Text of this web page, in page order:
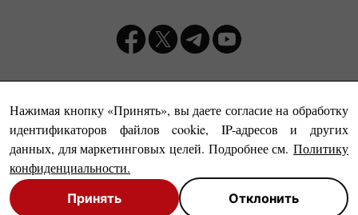
Нажимая кнопку «Принять», вы даете согласие на обработку
идентификаторов файлов cookie, IP-адресов и других
данных, для маркетинговых целей. Подробнее см. Политику
конфиденциальности.
Принять Отклонить